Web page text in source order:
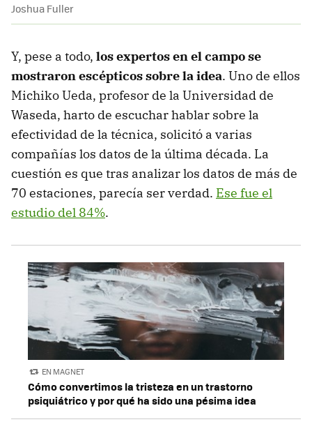
Joshua Fuller
Y, pese a todo, los expertos en el campo se
mostraron escépticos sobre la idea. Uno de ellos
Michiko Ueda, profesor de la Universidad de
Waseda, harto de escuchar hablar sobre la
efectividad de la técnica, solicitó a varias
compañías los datos de la última década. La
cuestión es que tras analizar los datos de más de
70 estaciones, parecía ser verdad. Ese fue el
estudio del 84%.
EN MAGNET
Cómo convertimos la tristeza en un trastorno
psiquiátrico y por qué ha sido una pésima idea